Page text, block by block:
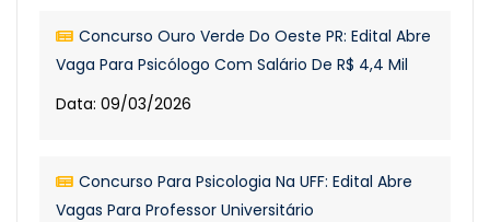
Concurso Ouro Verde Do Oeste PR: Edital Abre
Vaga Para Psicólogo Com Salário De R$ 4,4 Mil
Data: 09/03/2026
Concurso Para Psicologia Na UFF: Edital Abre
Vagas Para Professor Universitário